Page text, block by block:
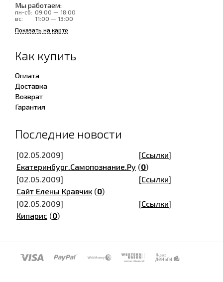
Мы работаем:
пн-сб: 09:00 — 18:00
вс:
11:00 — 13:00
Показать на карте
Как купить
Оплата
Доставка
Возврат
Гарантия
Последние новости
[02.05.2009] [Ссылки]
Екатеринбург.Самопознание.Ру (0)
[02.05.2009]
[Ссылки]
Сайт Елены Кравчик (0)
[02.05.2009]
[Ссылки]
Кипарис (0)